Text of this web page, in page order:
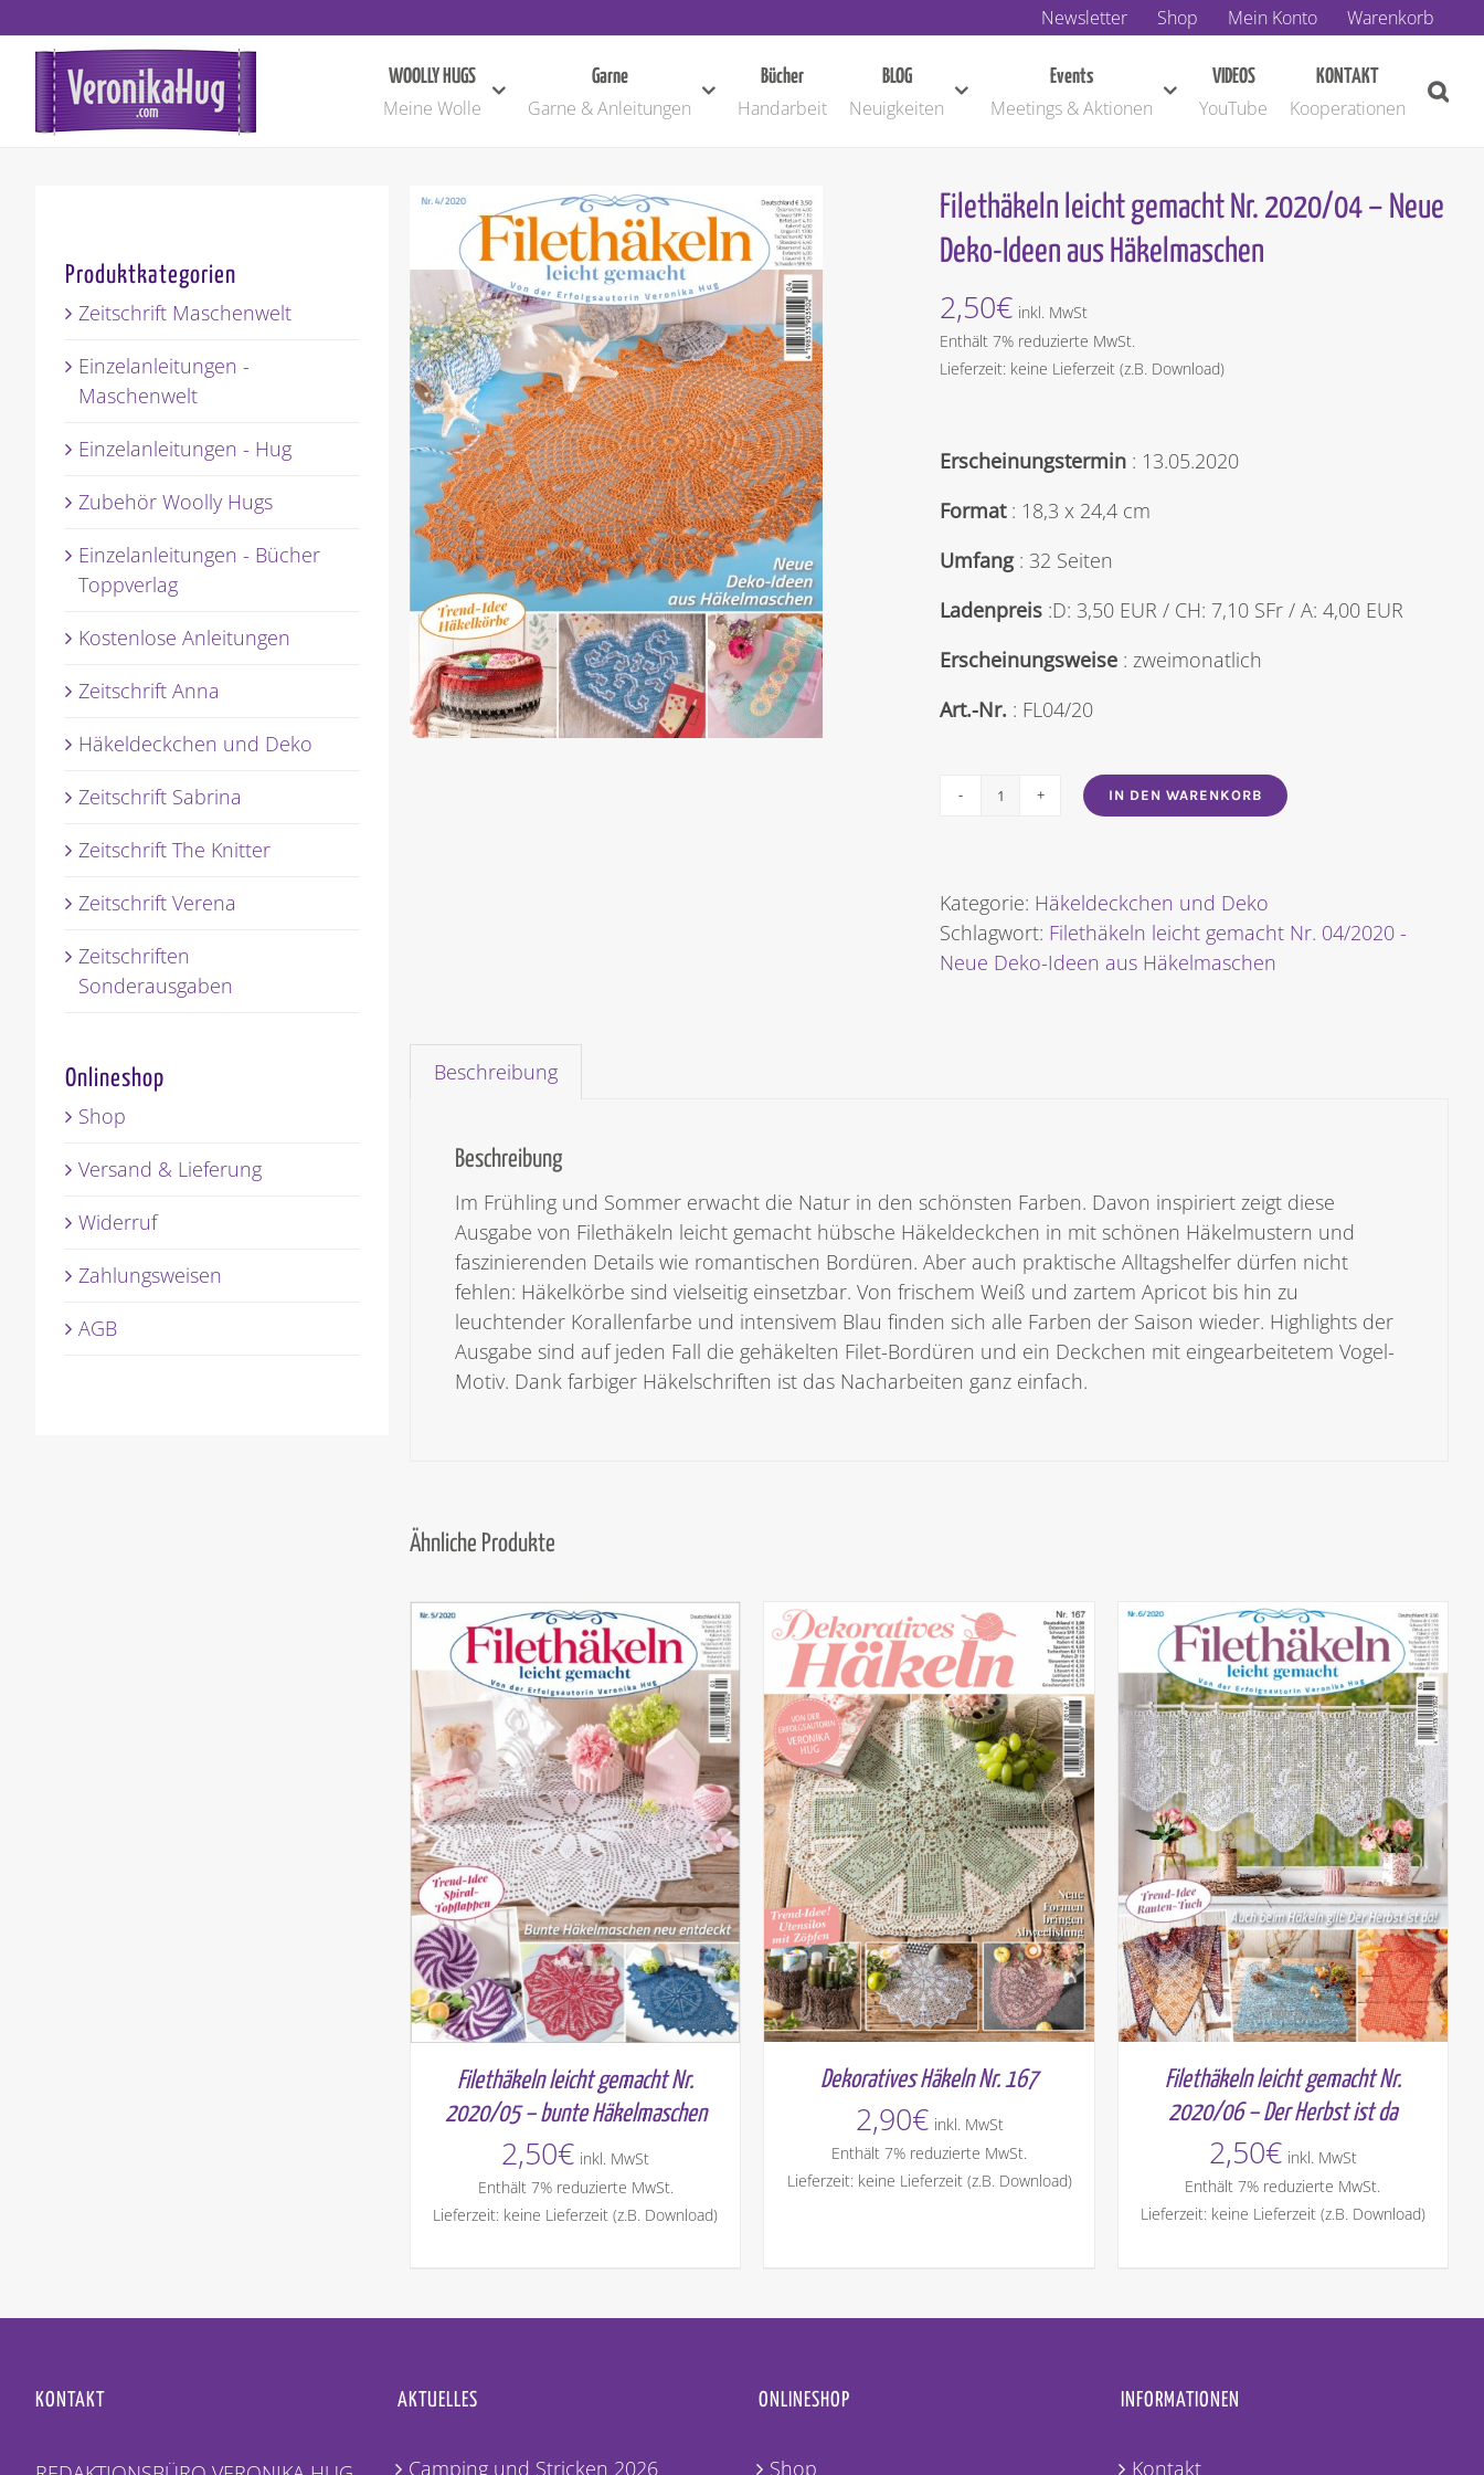
Inhalt
springen
Newsletter Shop Mein Konto Warenkorb
WOOLLY HUGS
Meine Wolle
Garne
Garne & Anleitungen
Bücher
Handarbeit
BLOG
Neuigkeiten
Events
Meetings & Aktionen
VIDEOS
YouTube
KONTAKT
Kooperationen
Filethäkeln leicht gemacht Nr. 2020/04 – Neue
Deko-Ideen aus Häkelmaschen
2,50€ inkl. MwSt
Enthält 7% reduzierte MwSt.
Lieferzeit: keine Lieferzeit (z.B. Download)
Erscheinungstermin : 13.05.2020
Format: 18,3 x 24,4 cm
Umfang: 32 Seiten
Ladenpreis :D: 3,50 EUR / CH: 7,10 SFr / A: 4,00 EUR
Erscheinungsweise : zweimonatlich
Art.-Nr. : FL04/20
Filethäkeln
Nr.
2020/04
-
IN DEN WARENKORB
Kategorie: Häkeldeckchen und Deko
Schlagwort: Filethäkeln leicht gemacht Nr. 04/2020 -
Neue Deko-Ideen aus Häkelmaschen
Beschreibung
Beschreibung
Im Frühling und Sommer erwacht die Natur in den schönsten Farben. Davon inspiriert zeigt diese
Ausgabe von Filethäkeln leicht gemacht hübsche Häkeldeckchen in mit schönen Häkelmustern und
faszinierenden Details wie romantischen Bordüren. Aber auch praktische Alltagshelfer dürfen nicht
fehlen: Häkelkörbe sind vielseitig einsetzbar. Von frischem Weiß und zartem Apricot bis hin zu
leuchtender Korallenfarbe und intensivem Blau finden sich alle Farben der Saison wieder. Highlights der
Ausgabe sind auf jeden Fall die gehäkelten Filet-Bordüren und ein Deckchen mit eingearbeitetem Vogel-
Motiv. Dank farbiger Häkelschriften ist das Nacharbeiten ganz einfach.
Ähnliche Produkte
Filethäkeln leicht gemacht Nr.
2020/05 – bunte Häkelmaschen
2,50€ inkl. MwSt
Enthält 7% reduzierte MwSt.
Lieferzeit: keine Lieferzeit (z.B. Download)
Dekoratives Häkeln Nr. 167
2,90€ inkl. MwSt
Enthält 7% reduzierte MwSt.
Lieferzeit: keine Lieferzeit (z.B. Download)
Filethäkeln leicht gemacht Nr.
2020/06 – Der Herbst ist da
2,50€ inkl. MwSt
Enthält 7% reduzierte MwSt.
Lieferzeit: keine Lieferzeit (z.B. Download)
Produktkategorien
Zeitschrift Maschenwelt
Einzelanleitungen -
Maschenwelt
Einzelanleitungen - Hug
Zubehör Woolly Hugs
Einzelanleitungen - Bücher
Toppverlag
Kostenlose Anleitungen
Zeitschrift Anna
Häkeldeckchen und Deko
Zeitschrift Sabrina
Zeitschrift The Knitter
Zeitschrift Verena
Zeitschriften
Sonderausgaben
Onlineshop
Shop
Versand & Lieferung
Widerruf
Zahlungsweisen
AGB
KONTAKT AKTUELLES
Camping und Stricken 2026
ONLINESHOP
Shop
INFORMATIONEN
Kontakt